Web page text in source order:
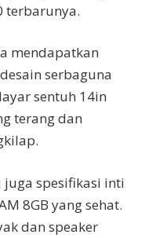
terbarunya.
mendapatkan
serbaguna
sentuh 14in
terang dan
spesifikasi inti
8GB yang sehat.
dan speaker